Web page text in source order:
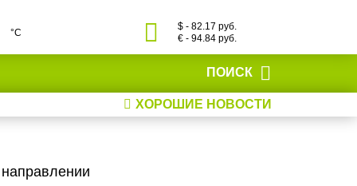
°С
$ - 82.17 руб.
€ - 94.84 руб.
ПОИСК
ХОРОШИЕ НОВОСТИ